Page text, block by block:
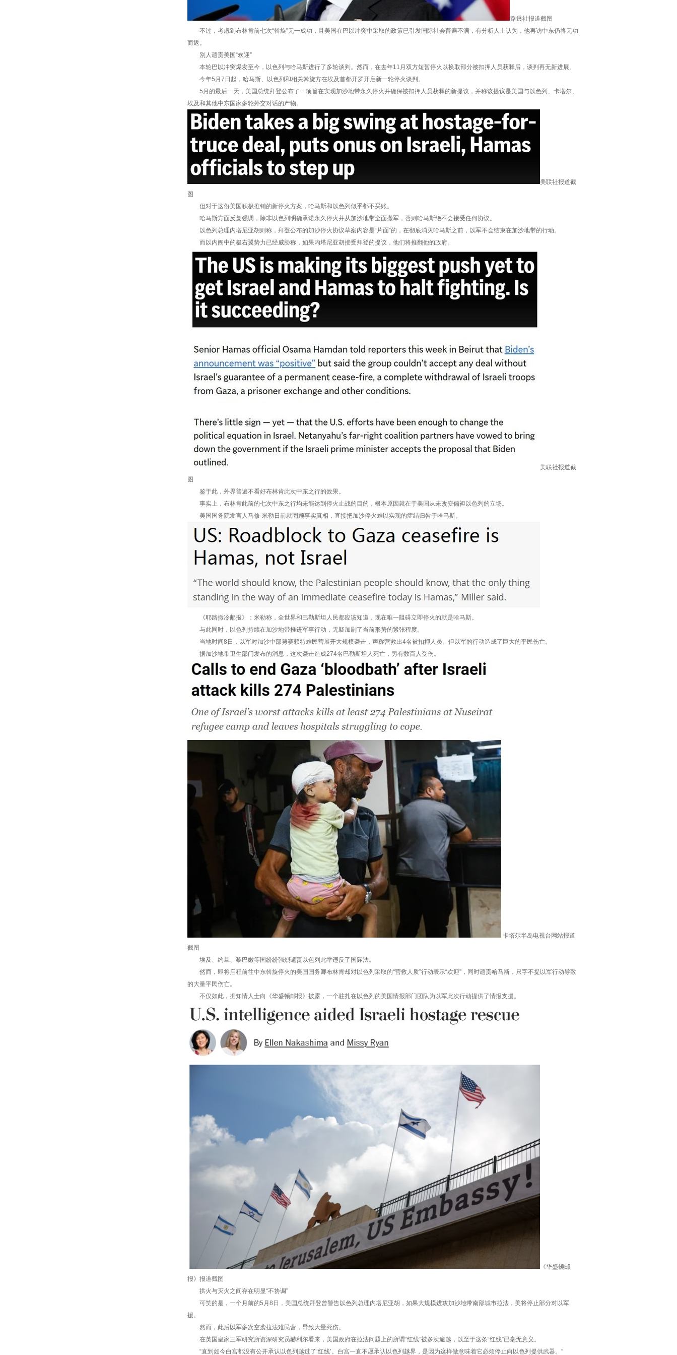
路透社报道截图
不过，考虑到布林肯前七次“斡旋”无一成功，且美国在巴以冲突中采取的政策已引发国际社会普遍不满，有分析人士认为，他再访中东仍将无功
而返。
别人谴责美国“欢迎”
本轮巴以冲突爆发至今，以色列与哈马斯进行了多轮谈判。然而，在去年11月双方短暂停火以换取部分被扣押人员获释后，谈判再无新进展。
今年5月7日起，哈马斯、以色列和相关斡旋方在埃及首都开罗开启新一轮停火谈判。
5月的最后一天，美国总统拜登公布了一项旨在实现加沙地带永久停火并确保被扣押人员获释的新提议，并称该提议是美国与以色列、卡塔尔、
埃及和其他中东国家多轮外交对话的产物。
美联社报道截
图
但对于这份美国积极推销的新停火方案，哈马斯和以色列似乎都不买账。
哈马斯方面反复强调，除非以色列明确承诺永久停火并从加沙地带全面撤军，否则哈马斯绝不会接受任何协议。
以色列总理内塔尼亚胡则称，拜登公布的加沙停火协议草案内容是“片面”的，在彻底消灭哈马斯之前，以军不会结束在加沙地带的行动。
而以内阁中的极右翼势力已经威胁称，如果内塔尼亚胡接受拜登的提议，他们将推翻他的政府。
美联社报道截
图
鉴于此，外界普遍不看好布林肯此次中东之行的效果。
事实上，布林肯此前的七次中东之行均未能达到停火止战的目的，根本原因就在于美国从未改变偏袒以色列的立场。
美国国务院发言人马修·米勒日前就罔顾事实真相，直接把加沙停火难以实现的症结归咎于哈马斯。
《耶路撒冷邮报》：米勒称，全世界和巴勒斯坦人民都应该知道，现在唯一阻碍立即停火的就是哈马斯。
与此同时，以色列持续在加沙地带推进军事行动，无疑加剧了当前形势的紧张程度。
当地时间8日，以军对加沙中部努赛赖特难民营展开大规模袭击，声称营救出4名被扣押人员。但以军的行动造成了巨大的平民伤亡。
据加沙地带卫生部门发布的消息，这次袭击造成274名巴勒斯坦人死亡，另有数百人受伤。
卡塔尔半岛电视台网站报道
截图
埃及、约旦、黎巴嫩等国纷纷强烈谴责以色列此举违反了国际法。
然而，即将启程前往中东斡旋停火的美国国务卿布林肯却对以色列采取的“营救人质”行动表示“欢迎”，同时谴责哈马斯，只字不提以军行动导致
的大量平民伤亡。
不仅如此，据知情人士向《华盛顿邮报》披露，一个驻扎在以色列的美国情报部门团队为以军此次行动提供了情报支援。
《华盛顿邮
报》报道截图
拱火与灭火之间存在明显“不协调”
可笑的是，一个月前的5月8日，美国总统拜登曾警告以色列总理内塔尼亚胡，如果大规模进攻加沙地带南部城市拉法，美将停止部分对以军
援。
然而，此后以军多次空袭拉法难民营，导致大量死伤。
在英国皇家三军研究所资深研究员赫利尔看来，美国政府在拉法问题上的所谓“红线”被多次逾越，以至于这条“红线”已毫无意义。
“直到如今白宫都没有公开承认以色列越过了‘红线’。白宫一直不愿承认以色列越界，是因为这样做意味着它必须停止向以色列提供武器。”